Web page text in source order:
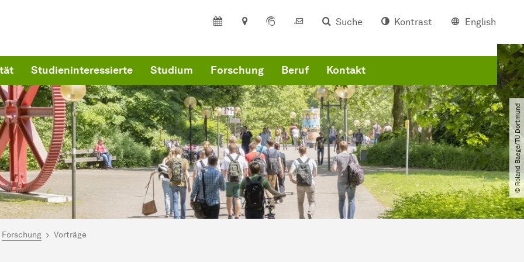
Suche Kontrast English
Studieninteressierte Studium Forschung Beruf Kontakt
© Roland Baege​/​TU Dortmund
hier:
Statistik
Forschung Vorträge